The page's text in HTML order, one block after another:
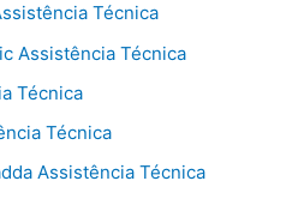
Técnica
Assistência Técnica
Técnica
Técnica
Assistência Técnica